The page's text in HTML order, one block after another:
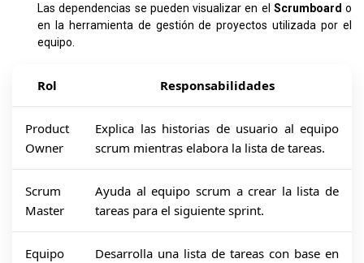
Las dependencias se pueden visualizar en el Scrumboard o
en la herramienta de gestión de proyectos utilizada por el
equipo.
Rol Responsabilidades
Product
Owner
Explica las historias de usuario al equipo
scrum mientras elabora la lista de tareas.
Scrum
Master
Ayuda al equipo scrum a crear la lista de
tareas para el siguiente sprint.
Equipo
Desarrolla una lista de tareas con base en